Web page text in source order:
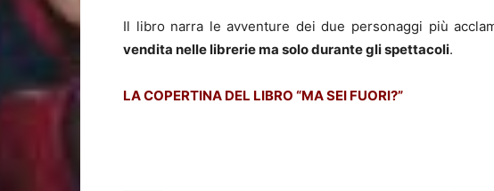
Il libro narra le avventure dei due personaggi più
vendita nelle librerie ma solo durante gli spettacoli.
LA COPERTINA DEL LIBRO “MA SEI FUORI?”